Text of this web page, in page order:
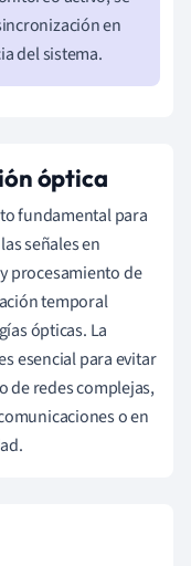
en
del sistema.
óptica
fundamental para
señales en
procesamiento de
temporal
ópticas. La
esencial para evitar
de redes complejas,
o en